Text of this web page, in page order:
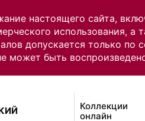
настоящего сайта,
использования, а
допускается только по
может быть
Коллекции
онлайн